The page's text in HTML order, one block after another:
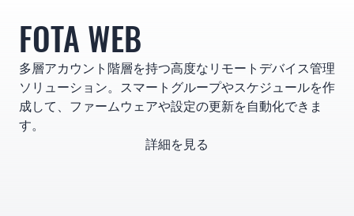
FOTA WEB
多層アカウント階層を持つ高度なリモートデバイス管理
ソリューション。スマートグループやスケジュールを作
成して、ファームウェアや設定の更新を自動化できま
す。
詳細を見る